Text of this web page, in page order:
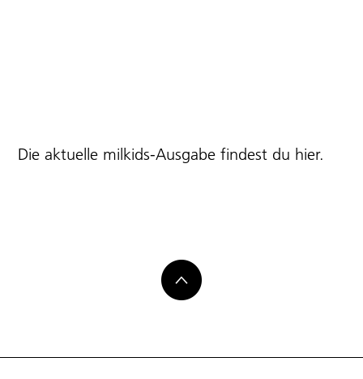
Die aktuelle milkids-Ausgabe findest du hier.